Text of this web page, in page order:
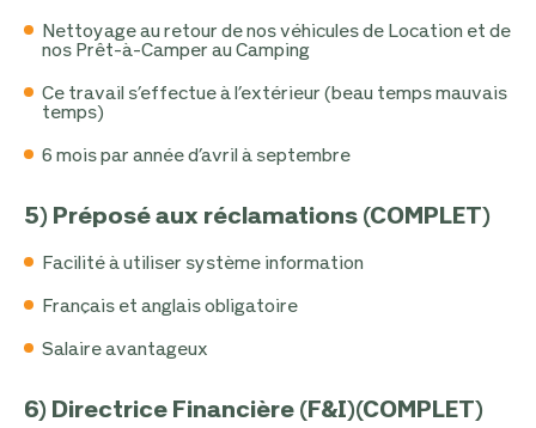
Nettoyage au retour de nos véhicules de Location et de
nos Prêt-à-Camper au Camping
Ce travail s’effectue à l’extérieur (beau temps mauvais
temps)
6 mois par année d’avril à septembre
5) Préposé aux réclamations (COMPLET)
Facilité à utiliser système information
Français et anglais obligatoire
Salaire avantageux
6) Directrice Financière (F&I)(COMPLET)